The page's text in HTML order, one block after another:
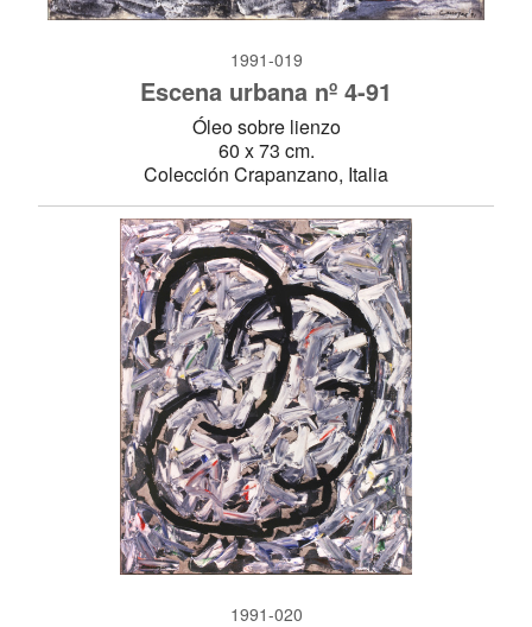
1991-019
Escena urbana nº 4-91
Óleo sobre lienzo
60 x 73 cm.
Colección Crapanzano, Italia
1991-020